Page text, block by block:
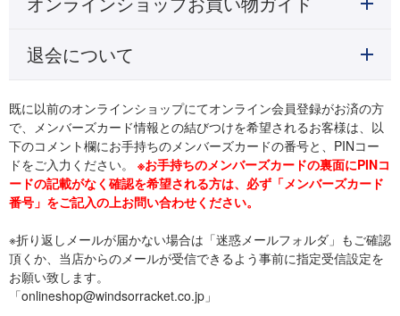
退会について
既に以前のオンラインショップにてオンライン会員登録がお済の方
で、メンバーズカード情報との結びつけを希望されるお客様は、以
下のコメント欄にお手持ちのメンバーズカードの番号と、PINコー
ドをご入力ください。 ※お手持ちのメンバーズカードの裏面にPINコ
ードの記載がなく確認を希望される方は、必ず「メンバーズカード
番号」をご記入の上お問い合わせください。
※折り返しメールが届かない場合は「迷惑メールフォルダ」もご確認
頂くか、当店からのメールが受信できるよう事前に指定受信設定を
お願い致します。
「onlineshop@windsorracket.co.jp」